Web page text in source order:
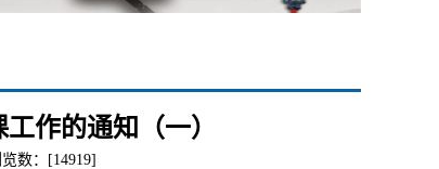
作的通知（一）
数：[14919]